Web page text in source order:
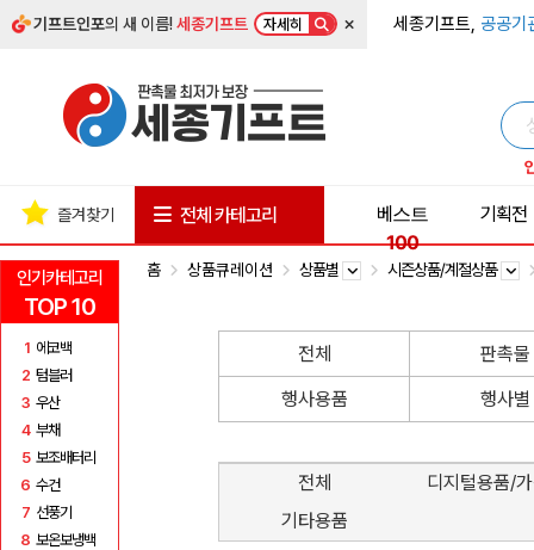
기프트인포의 새 이름!세종기프트 자세히 × 세종기프트, 공공기
인기카테고리
TOP 10
1 에코백
2 텀블러
3 우산
4 부채
5 보조배터리
6 수건
7 선풍기
8 보온보냉백
즐겨찾기 전체 카테고리
베스트
100
기획전
홈 상품큐레이션 상품별 시즌상품/계절상품
전체
판촉물
행사용품
행사별
전체
디지털용품/
기타용품